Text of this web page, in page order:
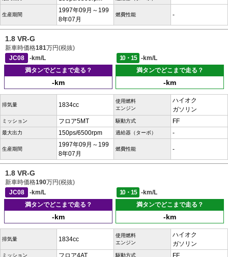
生産期間
1997年09月～199
8年07月
燃費性能 -
1.8 VR-G
新車時価格181万円(税抜)
JC08
-km/L 10・15
-km/L
満タンでどこまで走る？
-km
満タンでどこまで走る？
-km
排気量 1834cc
使用燃料
エンジン
ハイオク
ガソリン
ミッション フロア5MT 駆動方式 FF
最大出力 150ps/6500rpm 過給器（ターボ） -
生産期間
1997年09月～199
8年07月
燃費性能 -
1.8 VR-G
新車時価格190万円(税抜)
JC08
-km/L 10・15
-km/L
満タンでどこまで走る？
-km
満タンでどこまで走る？
-km
排気量 1834cc
使用燃料
エンジン
ハイオク
ガソリン
ミッション 駆動方式